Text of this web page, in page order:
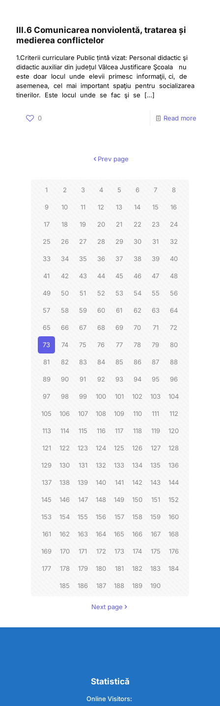
III.6 Comunicarea nonviolentă, tratarea și
medierea conflictelor
1.Criterii curriculare Public ṭintǎ vizat: Personal didactic şi
didactic auxiliar din județul Vâlcea Justificare Şcoala nu
este doar locul unde elevii primesc informaţii, ci, de
asemenea, cel mai important spaţiu pentru socializarea
tinerilor. Este locul unde se fac şi se
[…]
0 Read more
Prev page
1 2 3 4 5 6 7 8
9 10 11 12 13 14 15 16
17 18 19 20 21 22 23 24
25 26 27 28 29 30 31 32
33 34 35 36 37 38 39 40
41 42 43 44 45 46 47 48
49 50 51 52 53 54 55 56
57 58 59 60 61 62 63 64
65 66 67 68 69 70 71 72
73 74 75 76 77 78 79 80
81 82 83 84 85 86 87 88
89 90 91 92 93 94 95 96
97 98 99 100 101 102 103 104
105 106 107 108 109 110 111 112
113 114 115 116 117 118 119 120
121 122 123 124 125 126 127 128
129 130 131 132 133 134 135 136
137 138 139 140 141 142 143 144
145 146 147 148 149 150 151 152
153 154 155 156 157 158 159 160
161 162 163 164 165 166 167 168
169 170 171 172 173 174 175 176
177 178 179 180 181 182 183 184
185 186 187 188 189 190
Next page
Statistică
Online Visitors: